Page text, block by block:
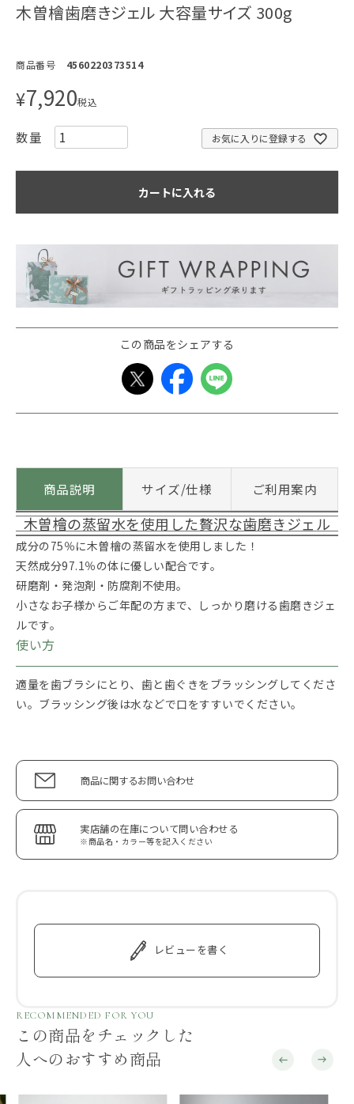
木曽檜歯磨きジェル 大容量サイズ 300g
商品番号 4560220373514
¥7,920税込
お気に入りに登録する
カートに入れる
この商品をシェアする
商品説明 サイズ/仕様 ご利用案内
木曽檜の蒸留水を使用した贅沢な歯磨きジェル
成分の75％に木曽檜の蒸留水を使用しました！
天然成分97.1％の体に優しい配合です。
研磨剤・発泡剤・防腐剤不使用。
小さなお子様からご年配の方まで、しっかり磨ける歯磨きジェ
ルです。
使い方
適量を歯ブラシにとり、歯と歯ぐきをブラッシングしてくださ
い。ブラッシング後は水などで口をすすいでください。
商品に関するお問い合わせ
実店舗の在庫について問い合わせる
※商品名・カラー等を記入ください
レビューを書く
RECOMMENDED FOR YOU
この商品をチェックした
人へのおすすめ商品